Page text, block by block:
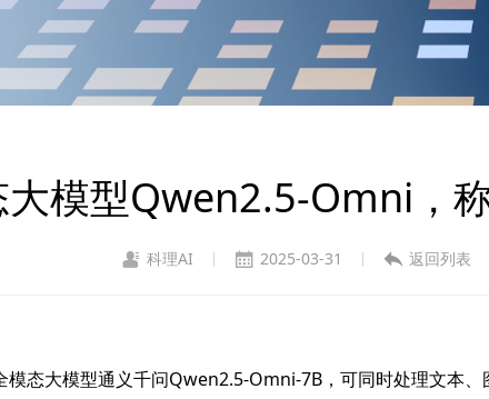
模型Qwen2.5-Omni，
科理AI | 2025-03-31 | 返回列表
大模型通义千问Qwen2.5-Omni-7B，可同时处理文本、